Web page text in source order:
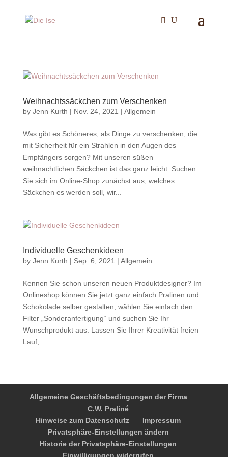
Weihnachtssäckchen zum Verschenken
by Jenn Kurth | Nov. 24, 2021 | Allgemein
Was gibt es Schöneres, als Dinge zu verschenken, die
mit Sicherheit für ein Strahlen in den Augen des
Empfängers sorgen? Mit unseren süßen
weihnachtlichen Säckchen ist das ganz leicht. Suchen
Sie sich im Online-Shop zunächst aus, welches
Säckchen es werden soll, wir...
Individuelle Geschenkideen
by Jenn Kurth | Sep. 6, 2021 | Allgemein
Kennen Sie schon unseren neuen Produktdesigner? Im
Onlineshop können Sie jetzt ganz einfach Pralinen und
Schokolade selber gestalten, wählen Sie einfach den
Filter „Sonderanfertigung“ und suchen Sie Ihr
Wunschprodukt aus. Lassen Sie Ihrer Kreativität freien
Lauf,...
Allgemeine Geschäftsbedingungen der Firma
C.W. Praliné
Hinweise zum Datenschutz
Impressum
Privatsphäre-Einstellungen ändern
Historie der Privatsphäre-Einstellungen